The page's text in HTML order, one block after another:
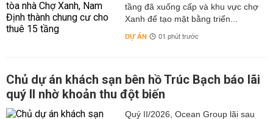
tầng đã xuống cấp và khu vực chợ
Xanh để tạo mặt bằng triển...
DỰ ÁN 01 phút trước
Chủ dự án khách sạn bên hồ Trúc Bạch báo lãi
quý II nhờ khoản thu đột biến
Quý II/2026, Ocean Group lãi sau